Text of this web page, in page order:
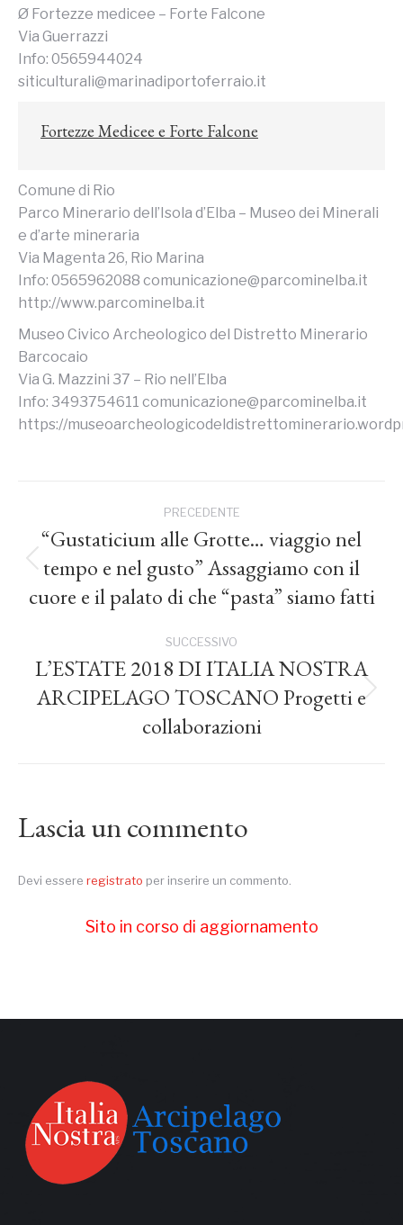
Ø Fortezze medicee – Forte Falcone
Via Guerrazzi
Info: 0565944024
siticulturali@marinadiportoferraio.it
Fortezze Medicee e Forte Falcone
Comune di Rio
Parco Minerario dell’Isola d’Elba – Museo dei Minerali
e d’arte mineraria
Via Magenta 26, Rio Marina
Info: 0565962088 comunicazione@parcominelba.it
http://www.parcominelba.it
Museo Civico Archeologico del Distretto Minerario
Barcocaio
Via G. Mazzini 37 – Rio nell’Elba
Info: 3493754611 comunicazione@parcominelba.it
https://
tra
PRECEDENTE
Post
precedente:
“Gustaticium alle Grotte… viaggio nel
tempo e nel gusto” Assaggiamo con il
cuore e il palato di che “pasta” siamo fatti
SUCCESSIVO
Prossimo
post:
L’ESTATE 2018 DI ITALIA NOSTRA
ARCIPELAGO TOSCANO Progetti e
collaborazioni
Lascia un commento
Devi essere registrato per inserire un commento.
Sito in corso di aggiornamento